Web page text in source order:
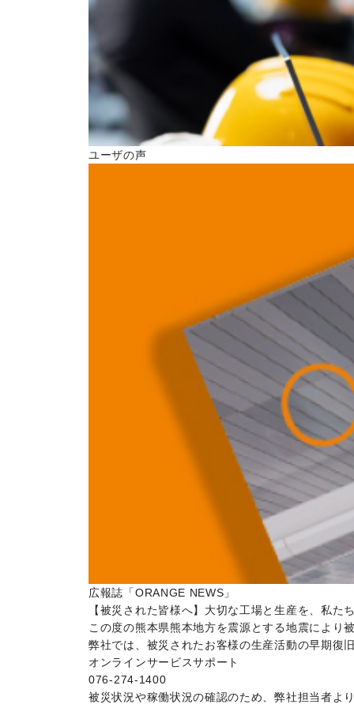
ユーザの声
広報誌「ORANGE NEWS」
【被災された皆様へ】大切な工場と生産を、私た
この度の熊本県熊本地方を震源とする地震により
弊社では、被災されたお客様の生産活動の早期復
オンラインサービスサポート
076-274-1400
被災状況や稼働状況の確認のため、弊社担当者よ